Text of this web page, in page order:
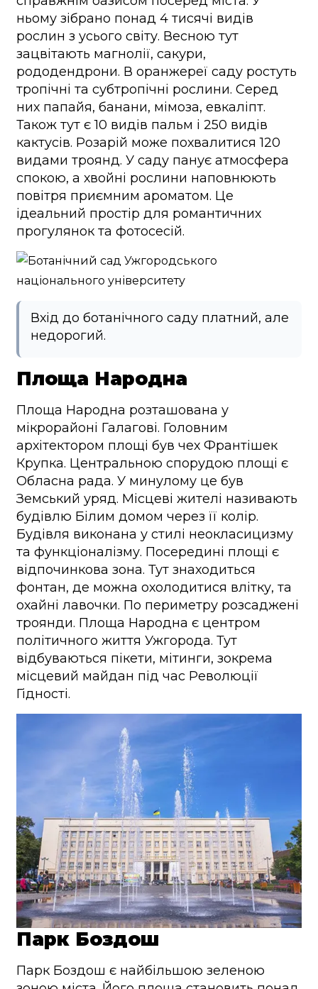
ньому зібрано понад 4 тисячі видів
рослин з усього світу. Весною тут
зацвітають магнолії, сакури,
рододендрони. В оранжереї саду ростуть
тропічні та субтропічні рослини. Серед
них папайя, банани, мімоза, евкаліпт.
Також тут є 10 видів пальм і 250 видів
кактусів. Розарій може похвалитися 120
видами троянд. У саду панує атмосфера
спокою, а хвойні рослини наповнюють
повітря приємним ароматом. Це
ідеальний простір для романтичних
прогулянок та фотосесій.
Вхід до ботанічного саду платний, але
недорогий.
Площа Народна
Площа Народна розташована у
мікрорайоні Галагові. Головним
архітектором площі був чех Франтішек
Крупка. Центральною спорудою площі є
Обласна рада. У минулому це був
Земський уряд. Місцеві жителі називають
будівлю Білим домом через її колір.
Будівля виконана у стилі неокласицизму
та функціоналізму. Посередині площі є
відпочинкова зона. Тут знаходиться
фонтан, де можна охолодитися влітку, та
охайні лавочки. По периметру розсаджені
троянди. Площа Народна є центром
політичного життя Ужгорода. Тут
відбуваються пікети, мітинги, зокрема
місцевий майдан під час Революції
Гідності.
Парк Боздош
Парк Боздош є найбільшою зеленою